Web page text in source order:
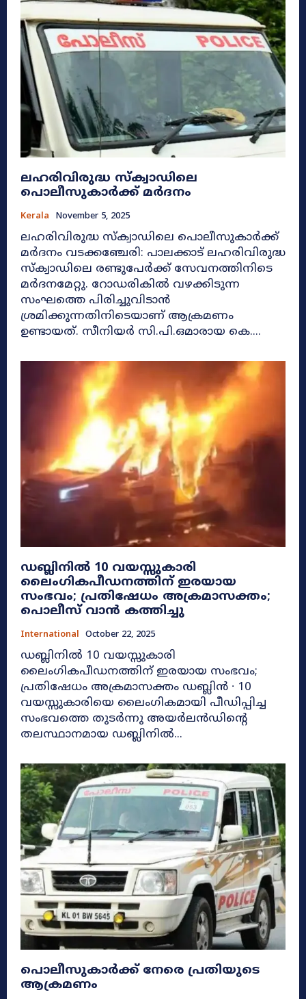
ലഹരിവിരുദ്ധ സ്‌ക്വാഡിലെ
പൊലീസുകാർക്ക് മർദനം
Kerala November 5, 2025
ലഹരിവിരുദ്ധ സ്‌ക്വാഡിലെ പൊലീസുകാർക്ക്
മർദനം വടക്കഞ്ചേരി: പാലക്കാട് ലഹരിവിരുദ്ധ
സ്‌ക്വാഡിലെ രണ്ടുപേർക്ക് സേവനത്തിനിടെ
മർദനമേറ്റു. റോഡരികിൽ വഴക്കിടുന്ന
സംഘത്തെ പിരിച്ചുവിടാൻ
ശ്രമിക്കുന്നതിനിടെയാണ് ആക്രമണം
ഉണ്ടായത്. സീനിയർ സി.പി.ഒമാരായ കെ....
ഡബ്ലിനിൽ 10 വയസ്സുകാരി
ലൈംഗികപീഡനത്തിന് ഇരയായ
സംഭവം; പ്രതിഷേധം അക്രമാസക്തം;
പൊലീസ് വാൻ കത്തിച്ചു
International October 22, 2025
ഡബ്ലിനിൽ 10 വയസ്സുകാരി
ലൈംഗികപീഡനത്തിന് ഇരയായ സംഭവം;
പ്രതിഷേധം അക്രമാസക്തം ഡബ്ലിൻ ∙ 10
വയസ്സുകാരിയെ ലൈംഗികമായി പീഡിപ്പിച്ച
സംഭവത്തെ തുടർന്നു അയർലൻഡിന്റെ
തലസ്ഥാനമായ ഡബ്ലിനിൽ...
പൊലീസുകാര്‍ക്ക് നേരെ പ്രതിയുടെ
ആക്രമണം